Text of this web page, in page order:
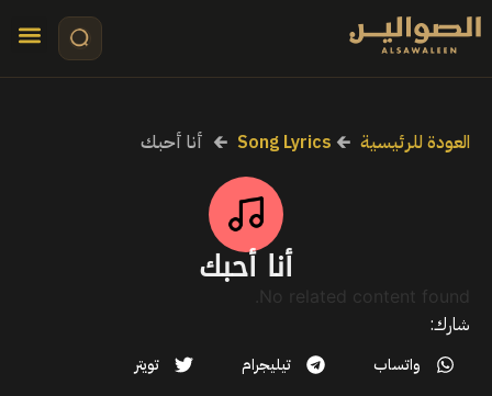
العودة للرئيسية 🡰
Song Lyrics
🡰 أنا أحبك
أنا أحبك
No related content found.
شارك:
واتساب تيليجرام تويتر